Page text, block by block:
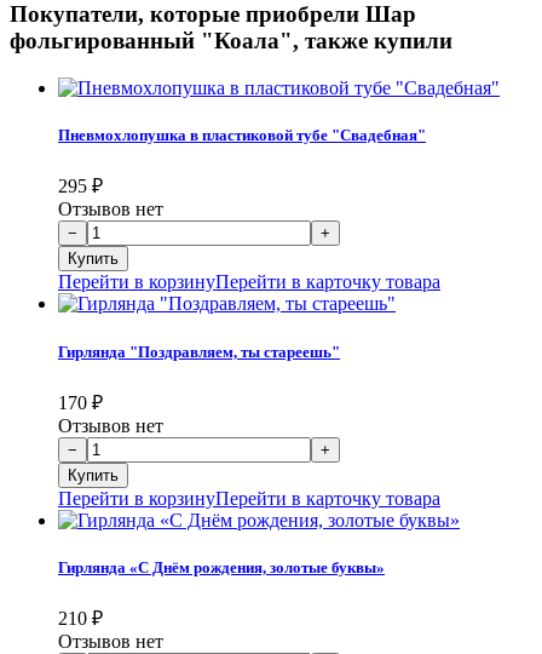
Покупатели, которые приобрели Шар
фольгированный "Коала", также купили
Пневмохлопушка в пластиковой тубе "Свадебная"
295 ₽
Отзывов нет
Перейти в корзинуПерейти в карточку товара
Гирлянда "Поздравляем, ты стареешь"
170 ₽
Отзывов нет
Перейти в корзинуПерейти в карточку товара
Гирлянда «С Днём рождения, золотые буквы»
210 ₽
Отзывов нет